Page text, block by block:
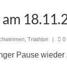
Triathlon 0
Pause wieder